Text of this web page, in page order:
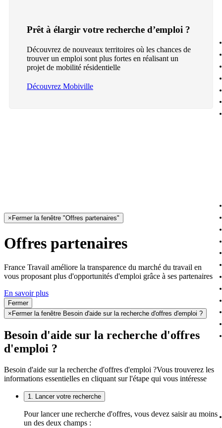
Prêt à élargir votre recherche d’emploi ?
Découvrez de nouveaux territoires où les chances de
trouver un emploi sont plus fortes en réalisant un
projet de mobilité résidentielle
Découvrez Mobiville
× Fermer la fenêtre "Offres partenaires"
Offres partenaires
France Travail améliore la transparence du marché du travail en
vous proposant plus d'opportunités d'emploi grâce à ses partenaires
En savoir plus
Fermer
× Fermer la fenêtre Besoin d'aide sur la recherche d'offres d'emploi ?
Besoin d'aide sur la recherche d'offres
d'emploi ?
Besoin d'aide sur la recherche d'offres d'emploi ?Vous trouverez les
informations essentielles en cliquant sur l'étape qui vous intéresse
1. Lancer votre recherche
Pour lancer une recherche d'offres, vous devez saisir au moins
un des deux champs :